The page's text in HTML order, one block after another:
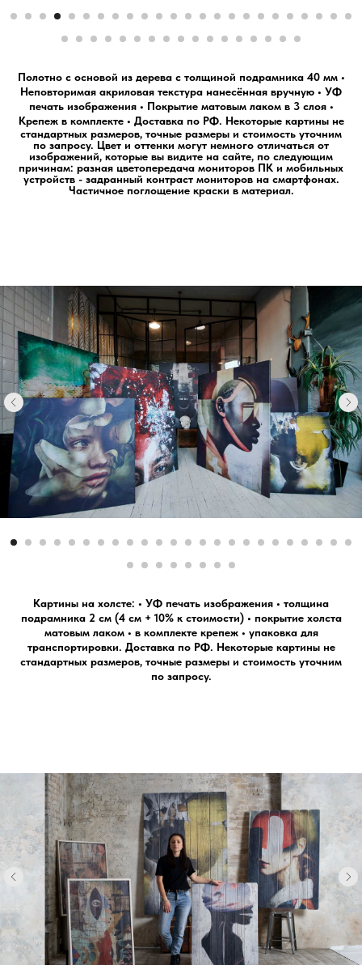
Полотно с основой из дерева с толщиной подрамника 40 мм •
Неповторимая акриловая текстура нанесённая вручную • УФ
печать изображения • Покрытие матовым лаком в 3 слоя •
Крепеж в комплекте • Доставка по РФ. Некоторые картины не
стандартных размеров, точные размеры и стоимость уточним
по запросу. Цвет и оттенки могут немного отличаться от
изображений, которые вы видите на сайте, по следующим
причинам: разная цветопередача мониторов ПК и мобильных
устройств - задранный контраст мониторов на смартфонах.
Частичное поглощение краски в материал.
Картины на холсте: • УФ печать изображения • толщина
подрамника 2 см (4 см + 10% к стоимости)• покрытие холста
матовым лаком• в комплекте крепеж• упаковка для
транспортировки. Доставка по РФ. Некоторые картины не
стандартных размеров, точные размеры и стоимость уточним
по запросу.